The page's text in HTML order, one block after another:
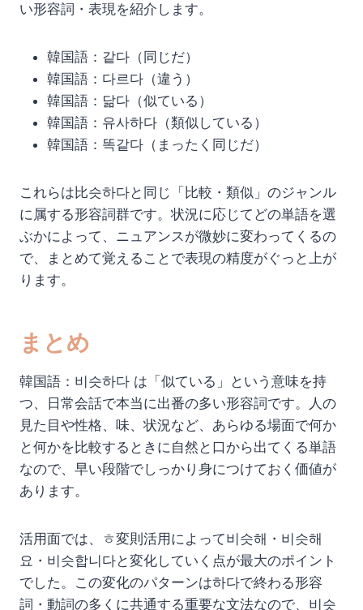
い形容詞・表現を紹介します。
韓国語：같다（同じだ）
韓国語：다르다（違う）
韓国語：닮다（似ている）
韓国語：유사하다（類似している）
韓国語：똑같다（まったく同じだ）
これらは比슷하다と同じ「比較・類似」のジャンル
に属する形容詞群です。状況に応じてどの単語を選
ぶかによって、ニュアンスが微妙に変わってくるの
で、まとめて覚えることで表現の精度がぐっと上が
ります。
まとめ
韓国語：비슷하다 は「似ている」という意味を持
つ、日常会話で本当に出番の多い形容詞です。人の
見た目や性格、味、状況など、あらゆる場面で何か
と何かを比較するときに自然と口から出てくる単語
なので、早い段階でしっかり身につけておく価値が
あります。
活用面では、ㅎ変則活用によって비슷해・비슷해
요・비슷합니다と変化していく点が最大のポイント
でした。この変化のパターンは하다で終わる形容
詞・動詞の多くに共通する重要な文法なので、비슷